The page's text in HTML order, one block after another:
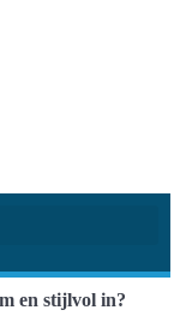
en stijlvol in?